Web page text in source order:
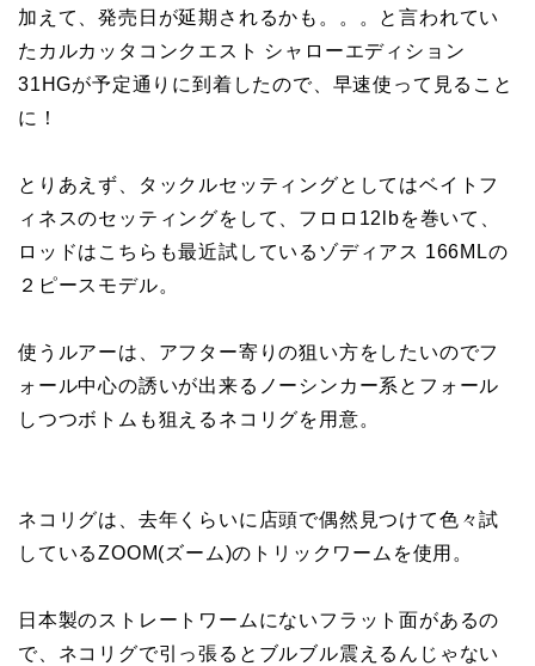
加えて、発売日が延期されるかも。。。と言われてい
たカルカッタコンクエスト シャローエディション
31HGが予定通りに到着したので、早速使って見ること
に！
とりあえず、タックルセッティングとしてはベイトフ
ィネスのセッティングをして、フロロ12lbを巻いて、
ロッドはこちらも最近試しているゾディアス 166MLの
２ピースモデル。
使うルアーは、アフター寄りの狙い方をしたいのでフ
ォール中心の誘いが出来るノーシンカー系とフォール
しつつボトムも狙えるネコリグを用意。
ネコリグは、去年くらいに店頭で偶然見つけて色々試
しているZOOM(ズーム)のトリックワームを使用。
日本製のストレートワームにないフラット面があるの
で、ネコリグで引っ張るとブルブル震えるんじゃない